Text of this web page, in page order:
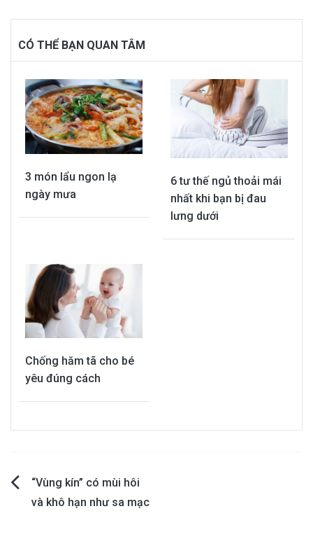
CÓ THỂ BẠN QUAN TÂM
3 món lẩu ngon lạ
ngày mưa
6 tư thế ngủ thoải mái
nhất khi bạn bị đau
lưng dưới
Chống hăm tã cho bé
yêu đúng cách
Post
navigation
“Vùng kín” có mùi hôi
và khô hạn như sa mạc